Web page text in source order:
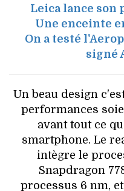
Leica lance
Une enceinte
On a testé
signé
Un beau design
performances
avant tout ce
smartphone. Le
intègre le
Snapdragon
processus 6 nm,